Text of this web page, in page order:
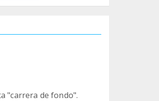
"carrera de fondo".